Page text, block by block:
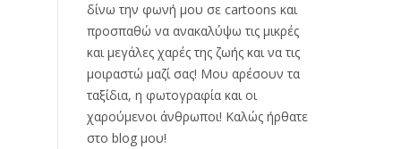
δίνω την φωνή μου σε cartoons και
προσπαθώ να ανακαλύψω τις μικρές
και μεγάλες χαρές της ζωής και να τις
μοιραστώ μαζί σας! Μου αρέσουν τα
ταξίδια, η φωτογραφία και οι
χαρούμενοι άνθρωποι! Καλώς ήρθατε
στο blog μου!